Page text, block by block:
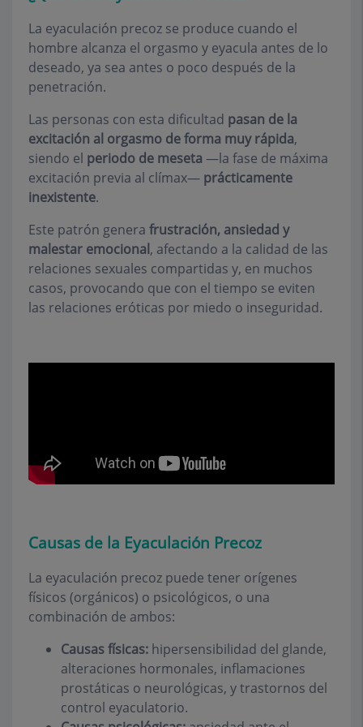
La eyaculación precoz se produce cuando el
hombre alcanza el orgasmo y eyacula antes de lo
deseado, ya sea antes o poco después de la
penetración.
Las personas con esta dificultad pasan de la
excitación al orgasmo de forma muy rápida,
siendo el periodo de meseta —la fase de máxima
excitación previa al clímax— prácticamente
inexistente.
Este patrón genera frustración, ansiedad y
malestar emocional, afectando a la calidad de las
relaciones sexuales compartidas y, en muchos
casos, provocando que con el tiempo se eviten
las relaciones eróticas por miedo o inseguridad.
Causas de la Eyaculación Precoz
La eyaculación precoz puede tener orígenes
físicos (orgánicos) o psicológicos, o una
combinación de ambos:
Causas físicas: hipersensibilidad del glande,
alteraciones hormonales, inflamaciones
prostáticas o neurológicas, y trastornos del
control eyaculatorio.